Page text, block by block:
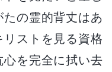
の霊的背丈はあ
ストを見る資格
を完全に拭い去